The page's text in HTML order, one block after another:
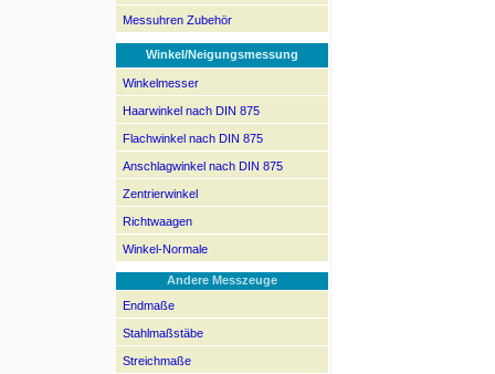
Messuhren Zubehör
Winkel/Neigungsmessung
Winkelmesser
Haarwinkel nach DIN 875
Flachwinkel nach DIN 875
Anschlagwinkel nach DIN 875
Zentrierwinkel
Richtwaagen
Winkel-Normale
Andere Messzeuge
Endmaße
Stahlmaßstäbe
Streichmaße